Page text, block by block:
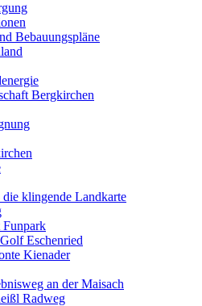
Bebauungspläne
Bergkirchen
klingende Landkarte
Funpark
Eschenried
Kienader
an der Maisach
Radweg